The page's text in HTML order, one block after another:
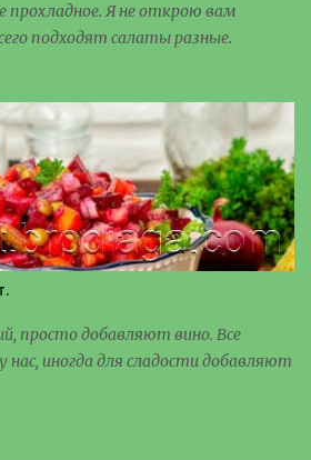
прохладное. Я не открою вам
подходят салаты разные.
просто добавляют вино. Все
нас, иногда для сладости добавляют